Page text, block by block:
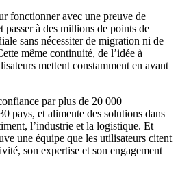
fonctionner avec une preuve de
passer à des millions de points de
sans nécessiter de migration ni de
même continuité, de l’idée à
mettent constamment en avant
par plus de 20 000
pays, et alimente des solutions dans
l’industrie et la logistique. Et
une équipe que les utilisateurs citent
son expertise et son engagement